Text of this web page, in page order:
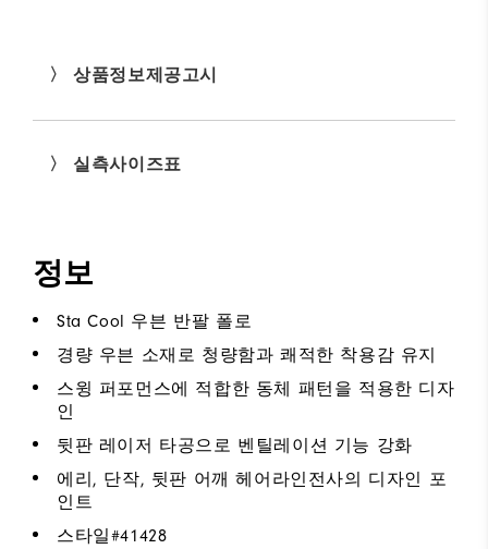
〉 상품정보제공고시
〉 실측사이즈표
정보
Sta Cool 우븐 반팔 폴로
경량 우븐 소재로 청량함과 쾌적한 착용감 유지
스윙 퍼포먼스에 적합한 동체 패턴을 적용한 디자
인
뒷판 레이저 타공으로 벤틸레이션 기능 강화
에리, 단작, 뒷판 어깨 헤어라인전사의 디자인 포
인트
스타일#41428